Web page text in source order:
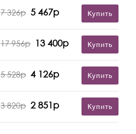
7 326р 5 467р Купить
17 956р 13 400р Купить
5 528р 4 126р Купить
3 820р 2 851р Купить